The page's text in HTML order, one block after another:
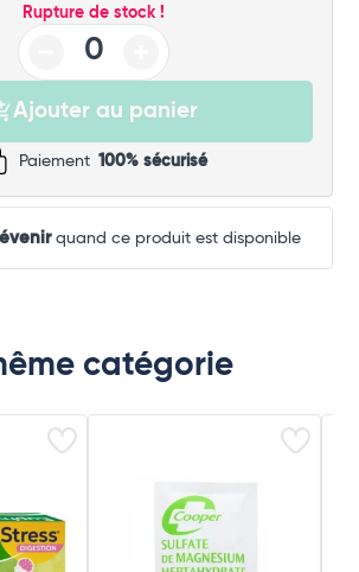
Rupture de stock !
Ajouter au panier
Paiement 100% sécurisé
quand ce produit est disponible
catégorie